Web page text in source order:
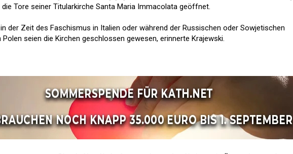
die Tore seiner Titularkirche Santa Maria Immacolata geöffnet.
der Zeit des Faschismus in Italien oder während der Russischen oder Sowjetischen
seien die Kirchen geschlossen gewesen, erinnerte Krajewski.